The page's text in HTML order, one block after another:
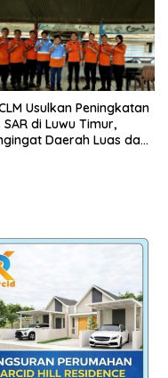
Usulkan Peningkatan
SAR di Luwu Timur,
Daerah Luas dan